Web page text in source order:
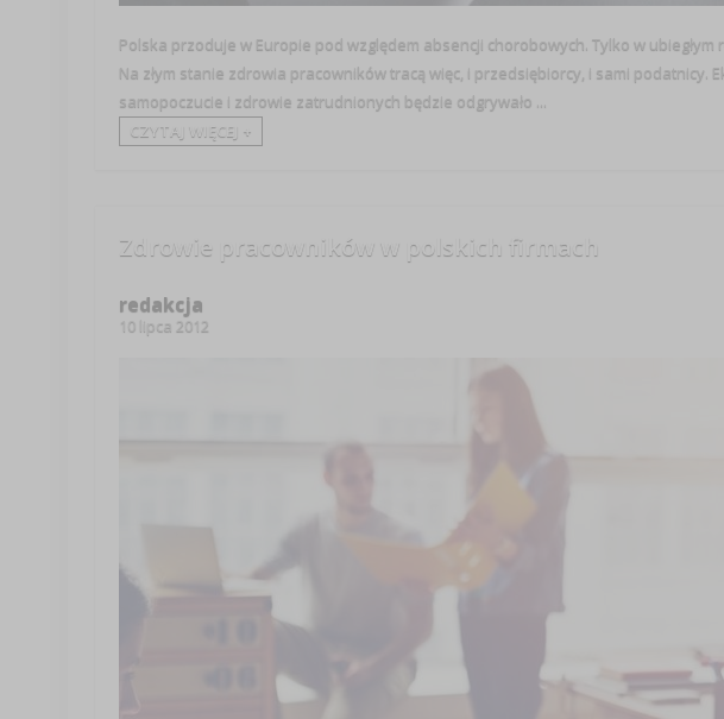
Polska przoduje w Europie pod względem absencji chorobowych. Tylko w ubiegłym
Na złym stanie zdrowia pracowników tracą więc, i przedsiębiorcy, i sami podatnicy.
samopoczucie i zdrowie zatrudnionych będzie odgrywało ...
CZYTAJ WIĘCEJ +
Zdrowie pracowników w polskich firmach
redakcja
10 lipca 2012